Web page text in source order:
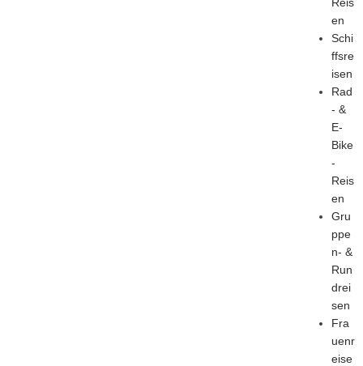
en
Schi
ffsre
isen
Rad
- &
E-
Bike
-
Reis
en
Gru
ppe
n- &
Run
drei
sen
Fra
uenr
eise